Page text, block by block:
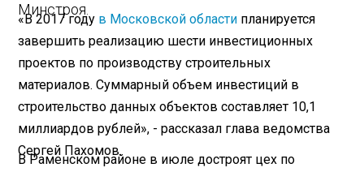
Минстроя.
«В 2017 году в Московской области планируется
завершить реализацию шести инвестиционных
проектов по производству строительных
материалов. Суммарный объем инвестиций в
строительство данных объектов составляет 10,1
миллиардов рублей», - рассказал глава ведомства
Сергей Пахомов.
В Раменском районе в июле достроят цех по